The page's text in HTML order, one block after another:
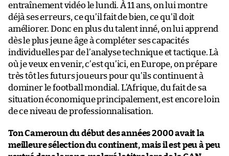
entraînement vidéo le lundi. À 11 ans, on lui montre
déjà ses erreurs, ce qu’il fait de bien, ce qu’il doit
améliorer. Donc en plus du talent inné, on lui apprend
dès le plus jeune âge à compléter ses capacités
individuelles par de l’analyse technique et tactique. Là
où je veux en venir, c’est qu’ici, en Europe, on prépare
très tôt les futurs joueurs pour qu’ils continuent à
dominer le football mondial. L’Afrique, du fait de sa
situation économique principalement, est encore loin
de ce niveau de professionnalisation.
Ton Cameroun du début des années 2000 avait la
meilleure sélection du continent, mais il est peu à peu